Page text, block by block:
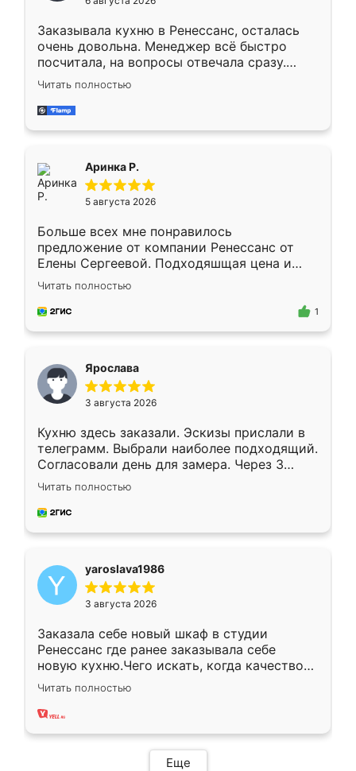
мебели буду заказывать только здесь.
Заказывала кухню в Ренессанс, осталась
очень довольна. Менеджер всё быстро
посчитала, на вопросы отвечала сразу.
Замерщик приехал в субботу, подошёл к
делу со всей ответственностью. Собрали
за день, ребята работали аккуратно, даже
Читать полностью
Аринка Р.
5 августа 2026
Больше всех мне понравилось
предложение от компании Ренессанс от
Елены Сергеевой. Подходяшщая цена и
короткие сроки изготовления. Приехавший
для замера сотрудник Владислав
предложил по моему эскизу самый
Читать полностью
1
Ярослава
3 августа 2026
Кухню здесь заказали. Эскизы прислали в
телеграмм. Выбрали наиболее подходящий.
Согласовали день для замера. Через 3
недели кухня была уже готова. Остались
довольны работой. Спасибо Ренессанс
мебель за качественную работу!
Читать полностью
yaroslava1986
3 августа 2026
Заказала себе новый шкаф в студии
Ренессанс где ранее заказывала себе
новую кухню.Чего искать, когда качеством
вполне довольна. Служит кухня уже почти
два года, нареканий нет.
Читать полностью
Еще